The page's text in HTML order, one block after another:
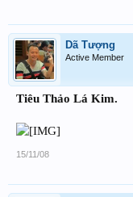
Dã Tượng
Active Member
Tiêu Thảo Lá Kim.
15/11/08